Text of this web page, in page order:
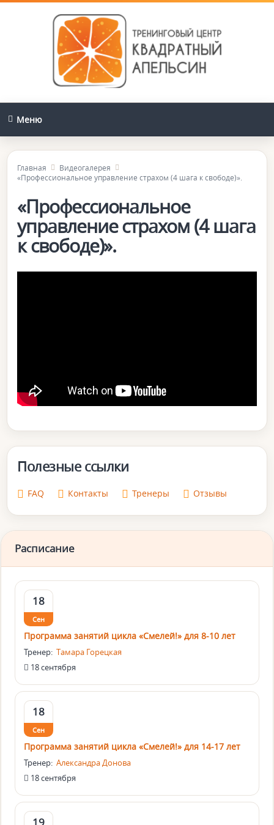
Меню
Главная
Видеогалерея
«Профессиональное управление страхом (4 шага к свободе)».
«Профессиональное
управление страхом (4 шага
к свободе)».
Полезные ссылки
FAQ Контакты Тренеры Отзывы
Расписание
18
Сен
Программа занятий цикла «Смелей!» для 8-10 лет
Тренер: Тамара Горецкая
18 сентября
18
Сен
Программа занятий цикла «Смелей!» для 14-17 лет
Тренер: Александра Донова
18 сентября